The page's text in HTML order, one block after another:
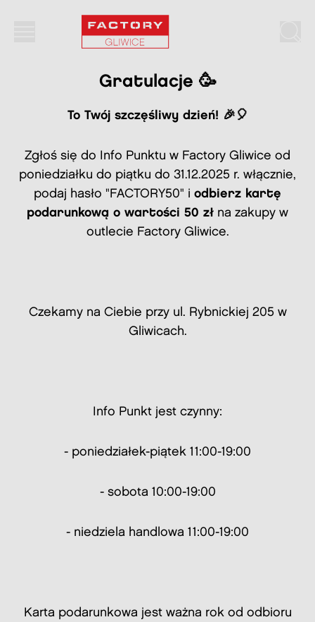
Gratulacje 🥳
To Twój szczęśliwy dzień! 🎉🎈
Zgłoś się do Info Punktu w Factory Gliwice od
poniedziałku do piątku do 31.12.2025 r. włącznie,
podaj hasło "FACTORY50" i odbierz kartę
podarunkową o wartości 50 zł na zakupy w
outlecie Factory Gliwice.
Czekamy na Ciebie przy ul. Rybnickiej 205 w
Gliwicach.
Info Punkt jest czynny:
- poniedziałek-piątek 11:00-19:00
- sobota 10:00-19:00
- niedziela handlowa 11:00-19:00
Karta podarunkowa jest ważna rok od odbioru